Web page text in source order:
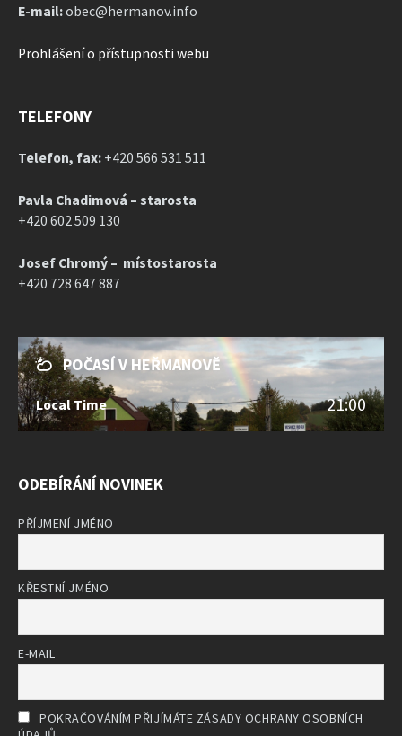
E-mail:obec@hermanov.info
Prohlášení o přístupnosti webu
TELEFONY
Telefon, fax: +420 566 531 511
Pavla Chadimová – starosta
+420 602 509 130
Josef Chromý – místostarosta
+420 728 647 887
POČASÍ V HEŘMANOVĚ
Local Time 21:00
ODEBÍRÁNÍ NOVINEK
PŘÍJMENÍ JMÉNO
KŘESTNÍ JMÉNO
E-MAIL
POKRAČOVÁNÍM PŘIJÍMÁTE ZÁSADY OCHRANY OSOBNÍCH